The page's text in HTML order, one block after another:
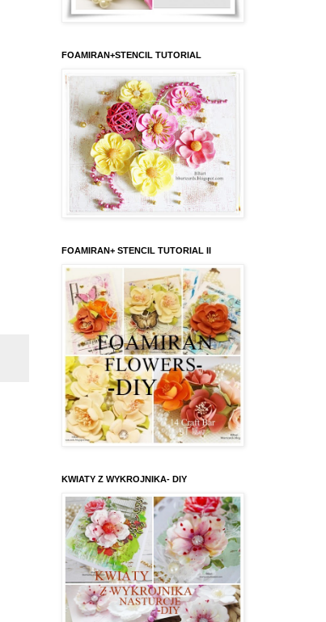
FOAMIRAN+STENCIL TUTORIAL
FOAMIRAN+ STENCIL TUTORIAL II
KWIATY Z WYKROJNIKA- DIY